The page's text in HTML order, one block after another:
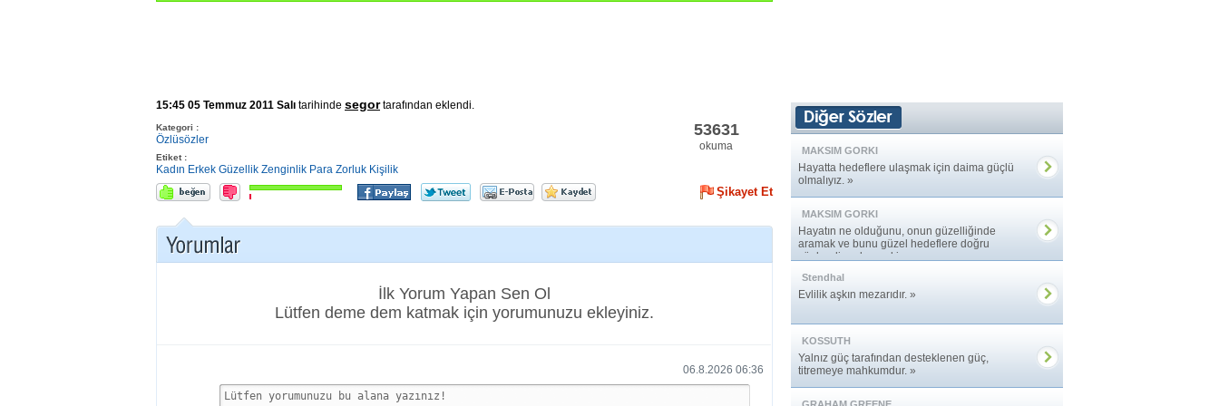
15:45 05 Temmuz 2011 Salı tarihinde segortarafından eklendi.
Kategori :
Özlüsözler
Etiket :
Kadın Erkek Güzellik Zenginlik Para Zorluk Kişilik
53631
okuma
Şikayet Et
İlk Yorum Yapan Sen Ol
Lütfen deme dem katmak için yorumunuzu ekleyiniz.
06.8.2026 06:36
MAKSIM GORKI
Hayatta hedeflere ulaşmak için daima güçlü
olmalıyız. »
MAKSIM GORKI
Hayatın ne olduğunu, onun güzelliğinde
aramak ve bunu güzel hedeflere doğru
yönlendirmek gerekir. »
Stendhal
Evlilik aşkın mezarıdır. »
KOSSUTH
Yalnız güç tarafından desteklenen güç,
titremeye mahkumdur. »